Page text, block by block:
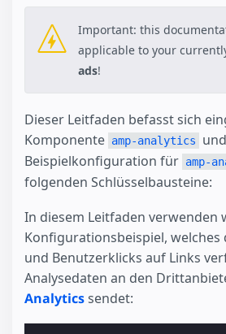
Important: this
applicable to your
ads!
Dieser Leitfaden befasst sich
Komponente amp-analytics
Beispielkonfiguration für amp-
folgenden Schlüsselbausteine:
In diesem Leitfaden verwenden
Konfigurationsbeispiel, welches
und Benutzerklicks auf Links
Analysedaten an den
Analyticssendet: